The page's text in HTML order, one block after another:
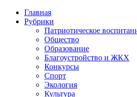
Главная
Рубрики
Патриотическое
Общество
Образование
Благоустройство и ЖКХ
Конкурсы
Спорт
Экология
Культура